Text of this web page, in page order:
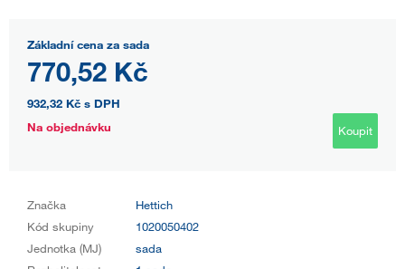
Základní cena za sada
770,52 Kč
932,32 Kč s DPH
Na objednávku
Koupit
Značka
Hettich
Kód skupiny
1020050402
Jednotka (MJ)
sada